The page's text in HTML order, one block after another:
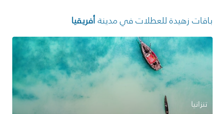
باقات زهيدة للعطلات في مدينةأفريقيا
تنزانيا